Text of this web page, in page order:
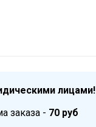
лицами!
заказа - 70 руб